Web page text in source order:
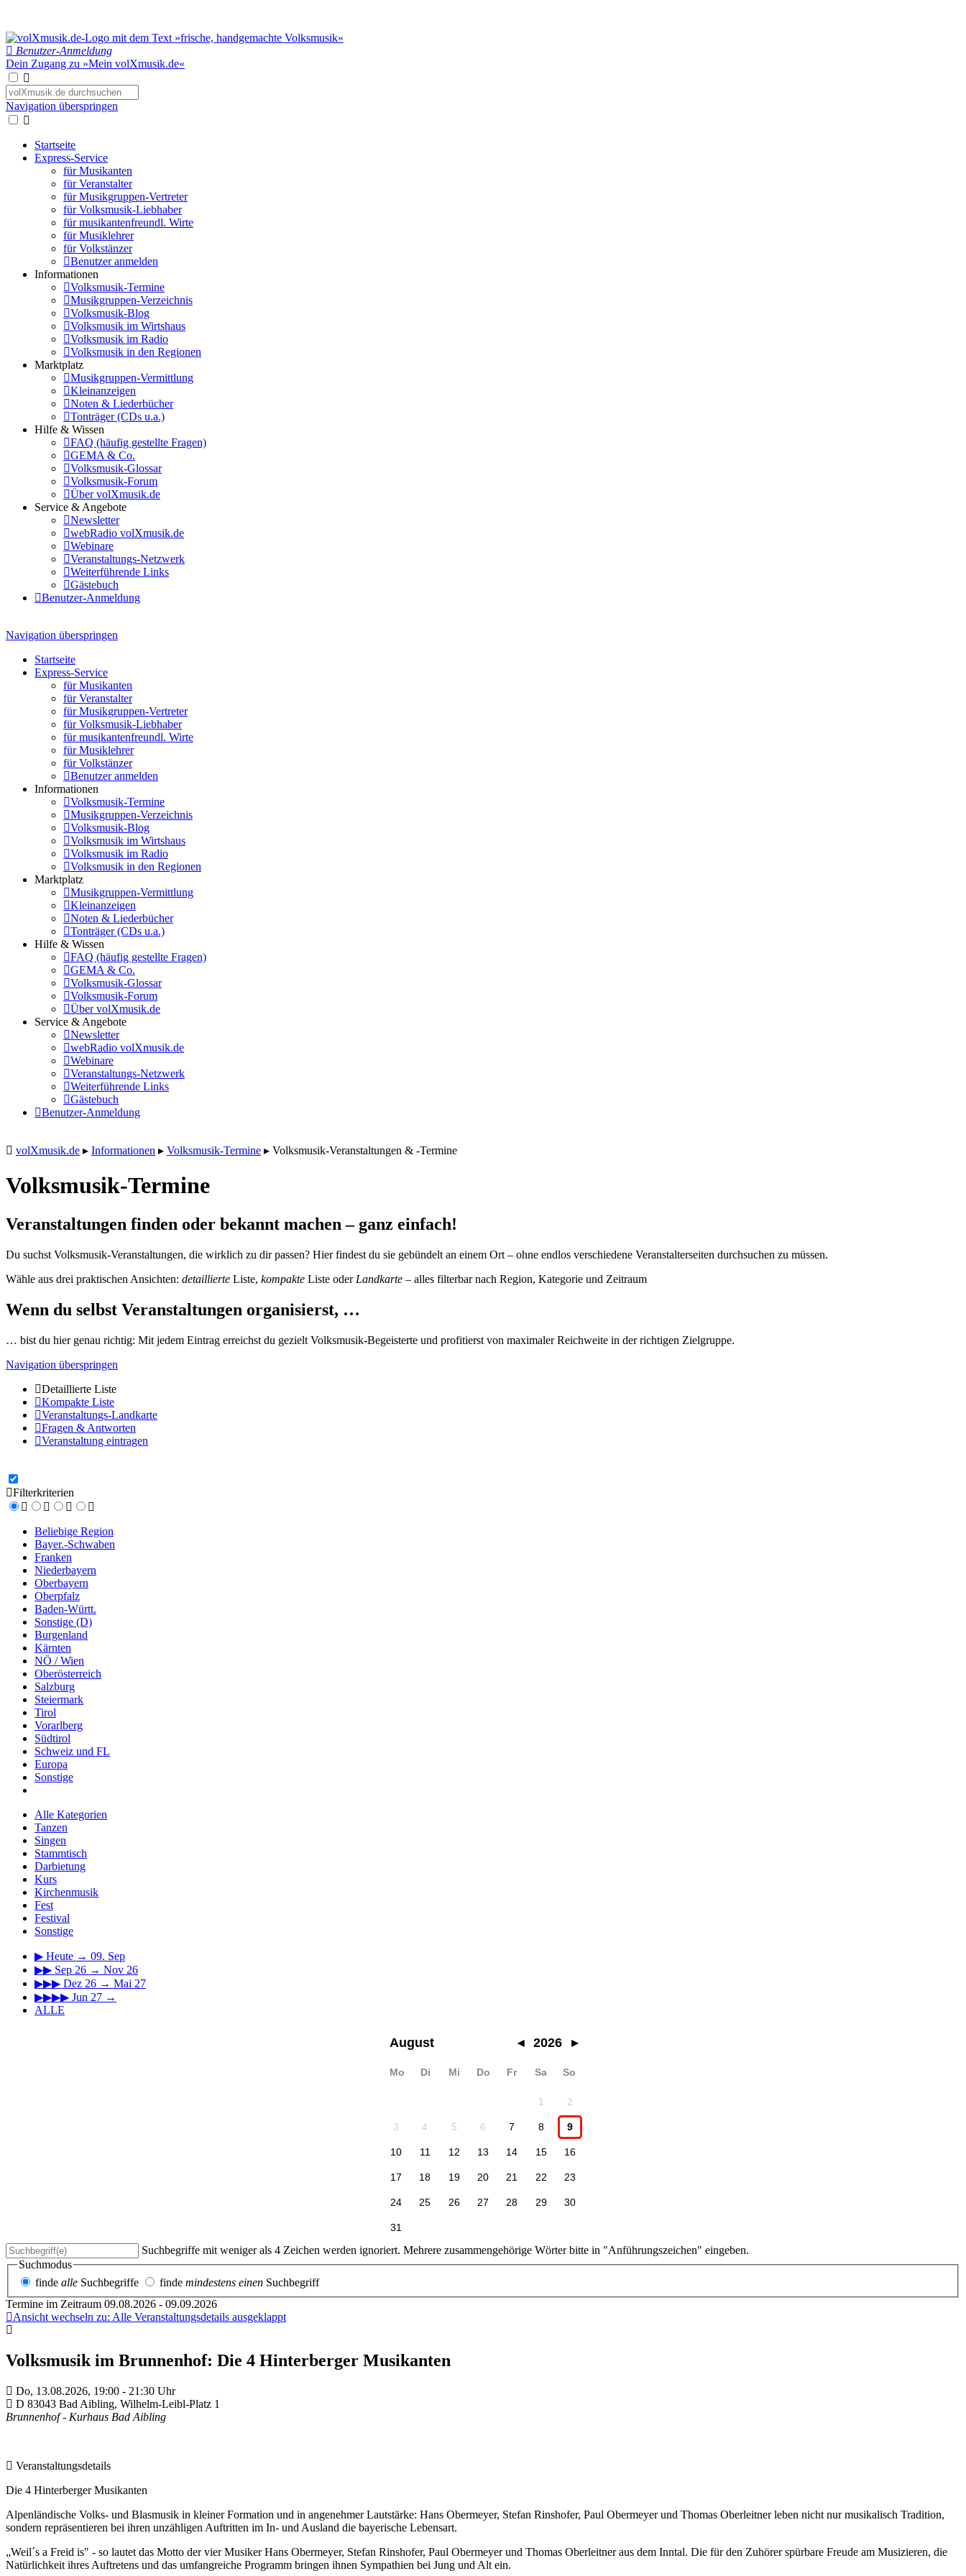
Benutzer-Anmeldung
Dein Zugang zu »Mein volXmusik.de«
Navigation überspringen
Startseite
Express-Service
für Musikanten
für Veranstalter
für Musikgruppen-Vertreter
für Volksmusik-Liebhaber
für musikantenfreundl. Wirte
für Musiklehrer
für Volkstänzer
Benutzer anmelden
Informationen
Volksmusik-Termine
Musikgruppen-Verzeichnis
Volksmusik-Blog
Volksmusik im Wirtshaus
Volksmusik im Radio
Volksmusik in den Regionen
Marktplatz
Musikgruppen-Vermittlung
Kleinanzeigen
Noten & Liederbücher
Tonträger (CDs u.a.)
Hilfe & Wissen
FAQ (häufig gestellte Fragen)
GEMA & Co.
Volksmusik-Glossar
Volksmusik-Forum
Über volXmusik.de
Service & Angebote
Newsletter
webRadio volXmusik.de
Webinare
Veranstaltungs-Netzwerk
Weiterführende Links
Gästebuch
Benutzer-Anmeldung
Navigation überspringen
Startseite
Express-Service
für Musikanten
für Veranstalter
für Musikgruppen-Vertreter
für Volksmusik-Liebhaber
für musikantenfreundl. Wirte
für Musiklehrer
für Volkstänzer
Benutzer anmelden
Informationen
Volksmusik-Termine
Musikgruppen-Verzeichnis
Volksmusik-Blog
Volksmusik im Wirtshaus
Volksmusik im Radio
Volksmusik in den Regionen
Marktplatz
Musikgruppen-Vermittlung
Kleinanzeigen
Noten & Liederbücher
Tonträger (CDs u.a.)
Hilfe & Wissen
FAQ (häufig gestellte Fragen)
GEMA & Co.
Volksmusik-Glossar
Volksmusik-Forum
Über volXmusik.de
Service & Angebote
Newsletter
webRadio volXmusik.de
Webinare
Veranstaltungs-Netzwerk
Weiterführende Links
Gästebuch
Benutzer-Anmeldung
volXmusik.de ▸ Informationen ▸ Volksmusik-Termine ▸ Volksmusik-Veranstaltungen & -Termine
Volksmusik-Termine
Veranstaltungen finden oder bekannt machen – ganz einfach!
Du suchst Volksmusik-Veranstaltungen, die wirklich zu dir passen? Hier findest du sie gebündelt an einem Ort – ohne endlos verschiedene Veranstalterseiten durchsuchen zu müssen.
Wähle aus drei praktischen Ansichten: detaillierte Liste, kompakte Liste oder Landkarte – alles filterbar nach Region, Kategorie und Zeitraum
Wenn du selbst Veranstaltungen organisierst, …
… bist du hier genau richtig: Mit jedem Eintrag erreichst du gezielt Volksmusik-Begeisterte und profitierst von maximaler Reichweite in der richtigen Zielgruppe.
Navigation überspringen
Detaillierte Liste
Kompakte Liste
Veranstaltungs-Landkarte
Fragen & Antworten
Veranstaltung eintragen
Filterkriterien
Beliebige Region
Bayer.-Schwaben
Franken
Niederbayern
Oberbayern
Oberpfalz
Baden-Württ.
Sonstige (D)
Burgenland
Kärnten
NÖ / Wien
Oberösterreich
Salzburg
Steiermark
Tirol
Vorarlberg
Südtirol
Schweiz und FL
Europa
Sonstige
Alle Kategorien
Tanzen
Singen
Stammtisch
Darbietung
Kurs
Kirchenmusik
Fest
Festival
Sonstige
▶ Heute → 09. Sep
▶▶ Sep 26 → Nov 26
▶▶▶ Dez 26 → Mai 27
▶▶▶▶ Jun 27 →
ALLE
August ◂ 2026 ▸
Mo Di Mi Do Fr Sa So
1 2
3 4 5 6 7 8 9
10 11 12 13 14 15 16
17 18 19 20 21 22 23
24 25 26 27 28 29 30
31
Suchbegriffe mit weniger als 4 Zeichen werden ignoriert. Mehrere zusammengehörige Wörter bitte in "Anführungszeichen" eingeben.
Suchmodus
finde alle Suchbegriffe finde mindestens einen Suchbegriff
Termine im Zeitraum 09.08.2026 - 09.09.2026
Ansicht wechseln zu: Alle Veranstaltungsdetails ausgeklappt
Volksmusik im Brunnenhof: Die 4 Hinterberger Musikanten
Do, 13.08.2026, 19:00 - 21:30 Uhr
D 83043 Bad Aibling, Wilhelm-Leibl-Platz 1
Brunnenhof - Kurhaus Bad Aibling
Veranstaltungsdetails
Die 4 Hinterberger Musikanten
Alpenländische Volks- und Blasmusik in kleiner Formation und in angenehmer Lautstärke: Hans Obermeyer, Stefan Rinshofer, Paul Obermeyer und Thomas Oberleitner leben nicht nur musikalisch Tradition,
sondern repräsentieren bei ihren unzähligen Auftritten im In- und Ausland die bayerische Lebensart.
„Weil´s a Freid is" - so lautet das Motto der vier Musiker Hans Obermeyer, Stefan Rinshofer, Paul Obermeyer und Thomas Oberleitner aus dem Inntal. Die für den Zuhörer spürbare Freude am Musizieren, die
Natürlichkeit ihres Auftretens und das umfangreiche Programm bringen ihnen Sympathien bei Jung und Alt ein.